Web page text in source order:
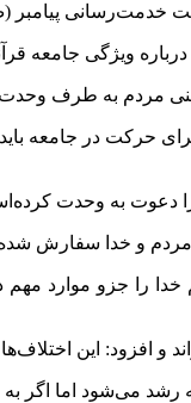
حرکت در
را جزو موارد